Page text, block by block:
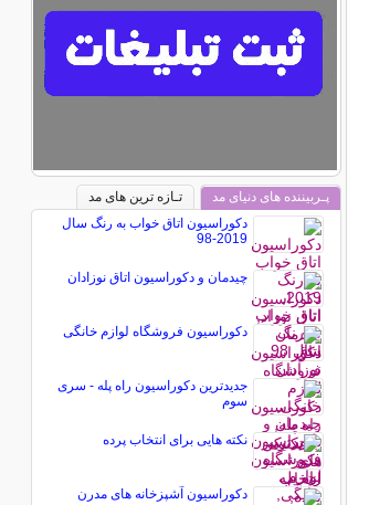
پـربیننده های دنیای مد
تـازه ترین های مد
دکوراسیون اتاق خواب به رنگ سال
2019-98
چیدمان و دکوراسیون اتاق نوزادان
دکوراسیون فروشگاه لوازم خانگی
جدیدترین دکوراسیون راه پله - سری
سوم
نکته هایی برای انتخاب پرده
دکوراسیون آشپزخانه های مدرن